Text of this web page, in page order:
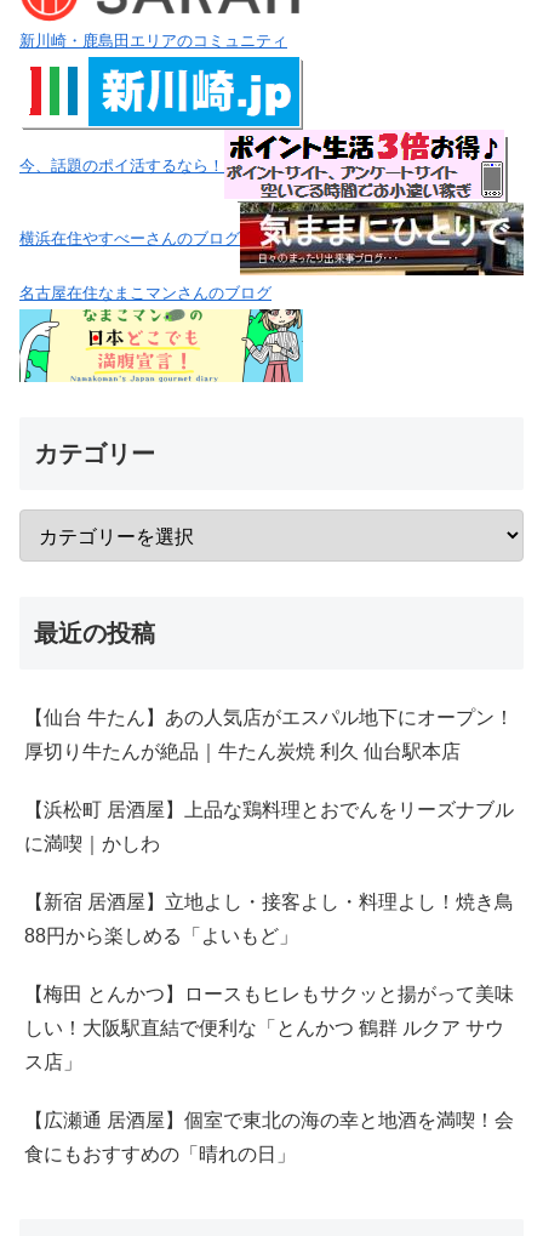
新川崎・鹿島田エリアのコミュニティ
今、話題のポイ活するなら！
横浜在住やすべーさんのブログ
名古屋在住なまこマンさんのブログ
カテゴリー
最近の投稿
【仙台 牛たん】あの人気店がエスパル地下にオープン！
厚切り牛たんが絶品｜牛たん炭焼 利久 仙台駅本店
【浜松町 居酒屋】上品な鶏料理とおでんをリーズナブル
に満喫｜かしわ
【新宿 居酒屋】立地よし・接客よし・料理よし！焼き鳥
88円から楽しめる「よいもど」
【梅田 とんかつ】ロースもヒレもサクッと揚がって美味
しい！大阪駅直結で便利な「とんかつ 鶴群 ルクア サウ
ス店」
【広瀬通 居酒屋】個室で東北の海の幸と地酒を満喫！会
食にもおすすめの「晴れの日」